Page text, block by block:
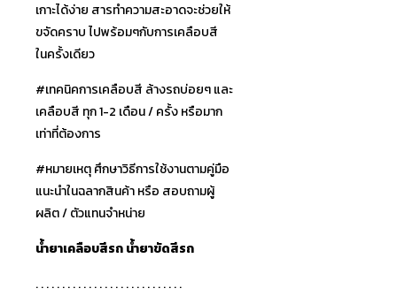
เกาะได้ง่าย สารทำความสะอาดจะช่วยให้
ขจัดคราบ ไปพร้อมๆกับการเคลือบสี
ในครั้งเดียว
#เทคนิคการเคลือบสี ล้างรถบ่อยๆ และ
เคลือบสี ทุก 1-2 เดือน / ครั้ง หรือมาก
เท่าที่ต้องการ
#หมายเหตุ ศึกษาวิธีการใช้งานตามคู่มือ
แนะนำในฉลากสินค้า หรือ สอบถามผู้
ผลิต / ตัวแทนจำหน่าย
น้ำยาเคลือบสีรถ น้ำยาขัดสีรถ
. . . . . . . . . . . . . . . . . . . . . . . . . . . .